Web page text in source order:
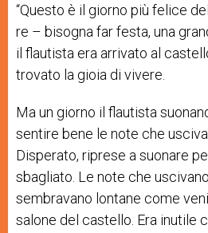
“Questo è il giorno più felice
re – bisogna far festa, una
il flautista era arrivato al
trovato la gioia di vivere.
Ma un giorno il flautista
sentire bene le note che
Disperato, riprese a suonare
sbagliato. Le note che
sembravano lontane come
salone del castello. Era inutile